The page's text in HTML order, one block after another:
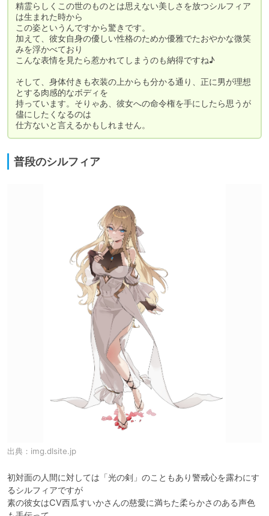
精霊らしくこの世のものとは思えない美しさを放つシルフィア
は生まれた時から
この姿というんですから驚きです。
加えて、彼女自身の優しい性格のためか優雅でたおやかな微笑
みを浮かべており
こんな表情を見たら惹かれてしまうのも納得ですね♪
そして、身体付きも衣装の上からも分かる通り、正に男が理想
とする肉感的なボディを
持っています。そりゃあ、彼女への命令権を手にしたら思うが
儘にしたくなるのは
仕方ないと言えるかもしれません。
普段のシルフィア
出典： img.dlsite.jp
初対面の人間に対しては「光の剣」のこともあり警戒心を露わにす
るシルフィアですが
素の彼女はCV西瓜すいかさんの慈愛に満ちた柔らかさのある声色